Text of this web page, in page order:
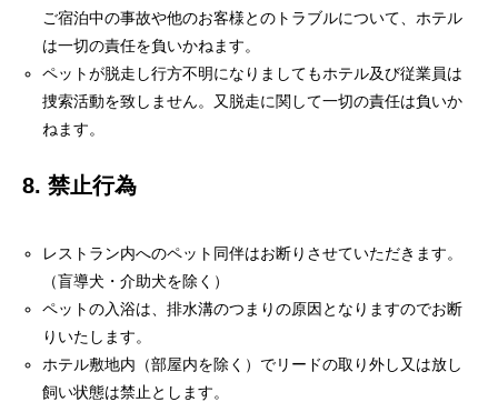
ご宿泊中の事故や他のお客様とのトラブルについて、ホテル
は一切の責任を負いかねます。
ペットが脱走し行方不明になりましてもホテル及び従業員は
捜索活動を致しません。又脱走に関して一切の責任は負いか
ねます。
8. 禁止行為
レストラン内へのペット同伴はお断りさせていただきます。
（盲導犬・介助犬を除く）
ペットの入浴は、排水溝のつまりの原因となりますのでお断
りいたします。
ホテル敷地内（部屋内を除く）でリードの取り外し又は放し
飼い状態は禁止とします。